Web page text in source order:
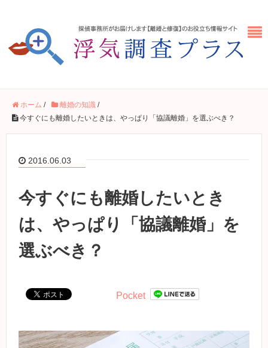
ホーム / 離婚の知識 /
今すぐにも離婚したいときは、やっぱり「協議離婚」を選ぶべき？
2016.06.03
今すぐにも離婚したいとき
は、やっぱり「協議離婚」を
選ぶべき？
Pocket